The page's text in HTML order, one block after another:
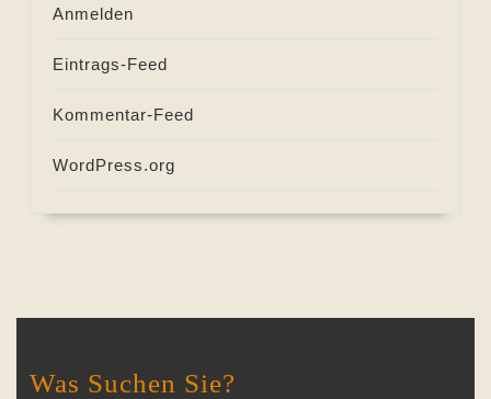
Anmelden
Eintrags-Feed
Kommentar-Feed
WordPress.org
Was Suchen Sie?